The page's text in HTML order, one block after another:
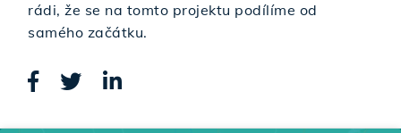
rádi, že se na tomto projektu podílíme od
samého začátku.